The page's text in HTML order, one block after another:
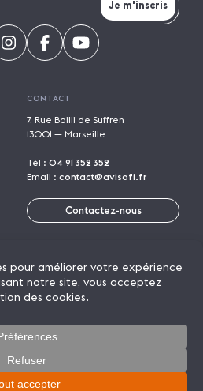
CONTACT
7, Rue Bailli de Suffren
13001 — Marseille
Tél : 04 91 352 352
Email : contact@avisofi.fr
Contactez-nous
Mentions légales
Politique de confidentialité
© 2026 AVISOFI
doit être remboursé. Vérifiez vos
avant de vous engager.